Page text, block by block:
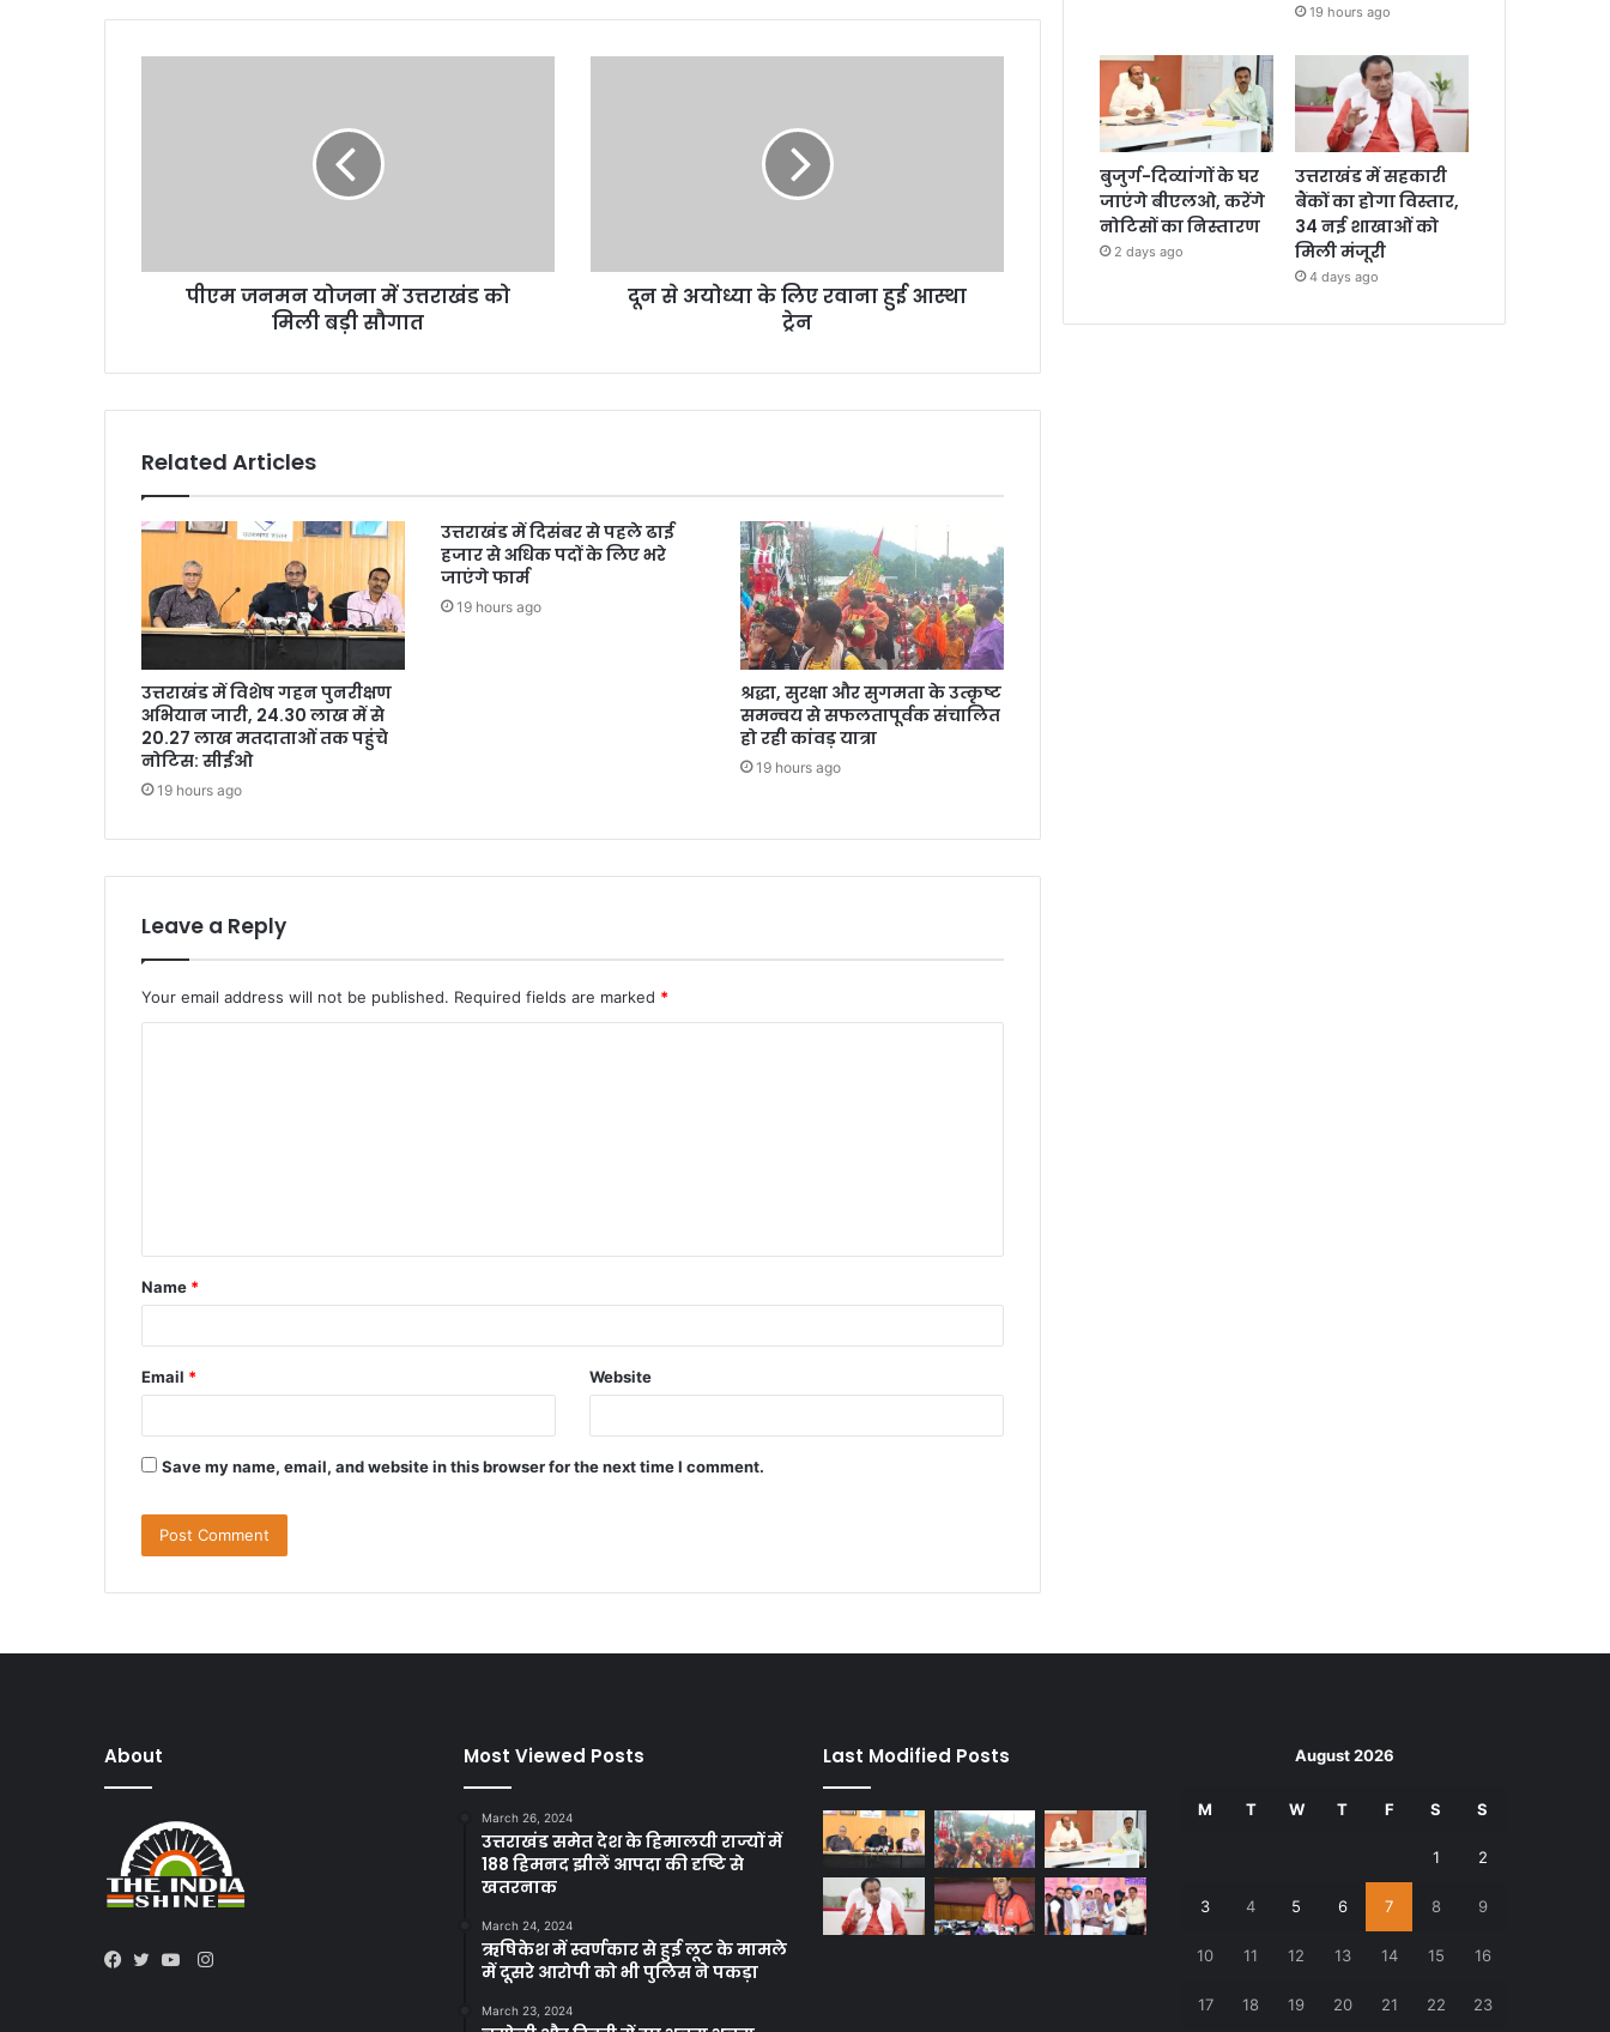
पीएम जनमन योजना में उत्तराखंड को
मिली बड़ी सौगात
दून से अयोध्या के लिए रवाना हुई आस्था
ट्रेन
Related Articles
उत्तराखंड में विशेष गहन पुनरीक्षण
अभियान जारी, 24.30 लाख में से
20.27 लाख मतदाताओं तक पहुंचे
नोटिस: सीईओ
19 hours ago
उत्तराखंड में दिसंबर से पहले ढाई
हजार से अधिक पदों के लिए भरे
जाएंगे फार्म
19 hours ago
श्रद्धा, सुरक्षा और सुगमता के उत्कृष्ट
समन्वय से सफलतापूर्वक संचालित
हो रही कांवड़ यात्रा
19 hours ago
Leave a Reply
Your email address will not be published. Required fields are marked *
t
*
Name *
Email * Website
Save my name, email, and website in this browser for the next time I comment.
19 hours ago
बुजुर्ग-दिव्यांगों के घर
जाएंगे बीएलओ, करेंगे
नोटिसों का निस्तारण
2 days ago
उत्तराखंड में सहकारी
बैंकों का होगा विस्तार,
34 नई शाखाओं को
मिली मंजूरी
4 days ago
About
Instagram
Most Viewed Posts
March 26, 2024
उत्तराखंड समेत देश के हिमालयी राज्यों में
188 हिमनद झीलें आपदा की दृष्टि से
खतरनाक
March 24, 2024
ऋषिकेश में स्वर्णकार से हुई लूट के मामले
में दूसरे आरोपी को भी पुलिस ने पकड़ा
March 23, 2024
Last Modified Posts August 2026
M T W T F S S
1 2
3 4 5 6 7 8 9
10 11 12 13 14 15 16
17 18 19 20 21 22 23